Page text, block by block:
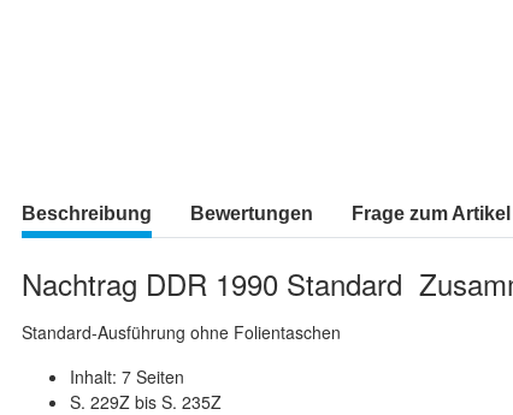
Beschreibung Bewertungen Frage zum Artikel
Nachtrag DDR 1990 Standard
Standard-Ausführung ohne Folientaschen
Inhalt: 7 Seiten
S. 229Z bis S. 235Z